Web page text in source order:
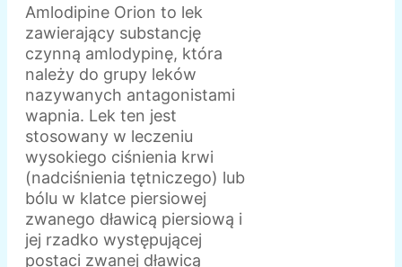
Amlodipine Orion to lek
zawierający substancję
czynną amlodypinę, która
należy do grupy leków
nazywanych antagonistami
wapnia. Lek ten jest
stosowany w leczeniu
wysokiego ciśnienia krwi
(nadciśnienia tętniczego) lub
bólu w klatce piersiowej
zwanego dławicą piersiową i
jej rzadko występującej
postaci zwanej dławicą